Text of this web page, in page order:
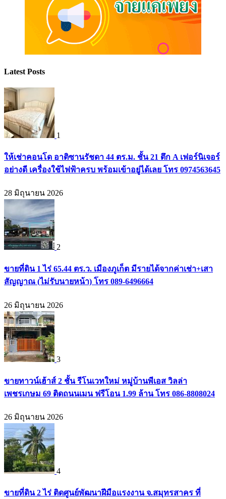
Latest Posts
1
ให้เช่าคอนโด อาติซานรัชดา 44 ตร.ม. ชั้น 21 ตึก A เฟอร์นิเจอร์
อย่างดี เครื่องใช้ไฟฟ้าครบ พร้อมเข้าอยู่ได้เลย โทร 0974563645
28 มิถุนายน 2026
2
ขายที่ดิน 1 ไร่ 65.44 ตร.ว. เมืองภูเก็ต มีรายได้จากค่าเช่า+เสา
สัญญาณ (ไม่รับนายหน้า) โทร 089-6496664
26 มิถุนายน 2026
3
ขายทาวน์เฮ้าส์ 2 ชั้น รีโนเวทใหม่ หมู่บ้านพีเอส วิลล่า
เพชรเกษม 69 ติดถนนเมน ฟรีโอน 1.99 ล้าน โทร 086-8808024
26 มิถุนายน 2026
4
ขายที่ดิน 2 ไร่ ติดศูนย์พัฒนาฝีมือแรงงาน จ.สมุทรสาคร ที่